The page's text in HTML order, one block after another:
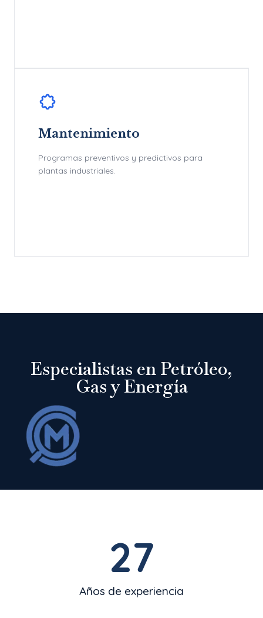
Mantenimiento
Programas preventivos y predictivos para
plantas industriales.
Especialistas en Petróleo,
Gas y Energía
Años de experiencia
27